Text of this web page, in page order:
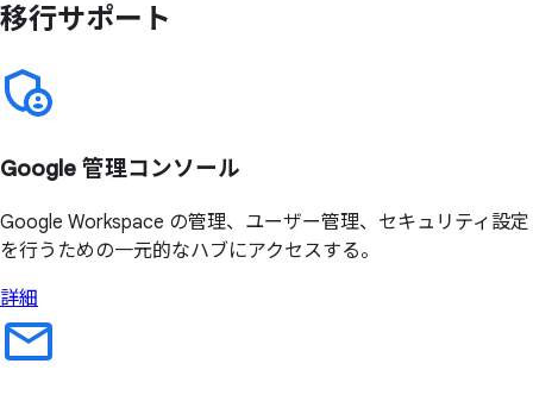
移行サポート
Google 管理コンソール
Google Workspace の管理、ユーザー管理、セキュリティ設定
を行うための一元的なハブにアクセスする。
詳細